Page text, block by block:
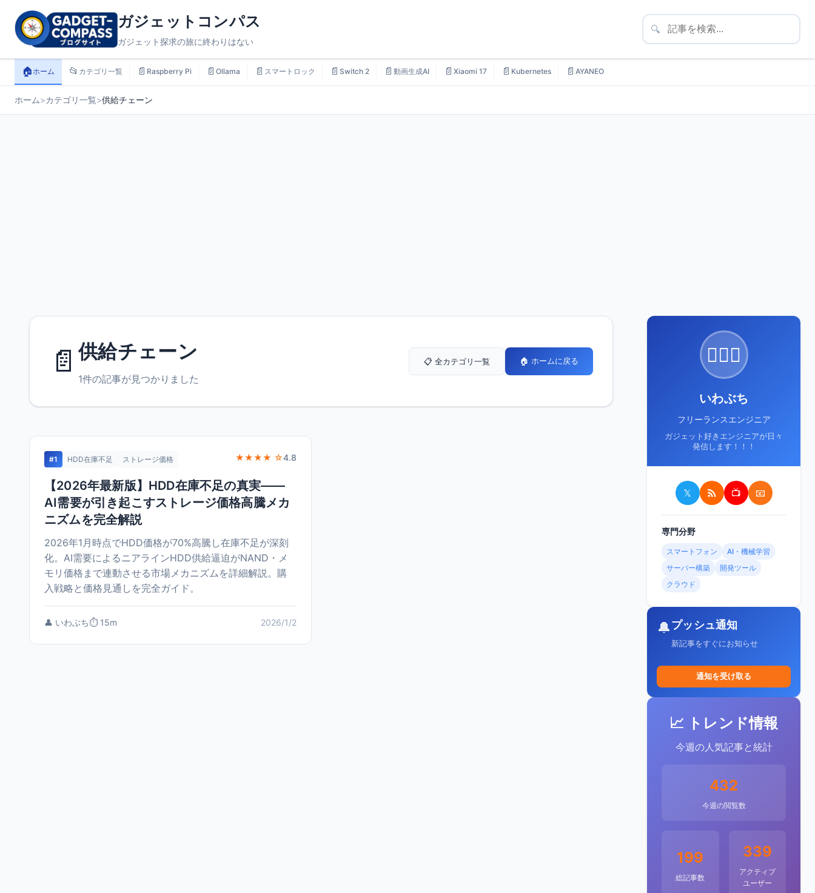
ガジェットコンパス
ガジェット探求の旅に終わりはない
🔍
🏠ホーム 📂 カテゴリ一覧 📄 Raspberry Pi 📄 Ollama 📄 スマートロック 📄 Switch 2 📄 動画生成AI 📄 Xiaomi 17 📄 Kubernetes 📄 AYANEO
ホーム>カテゴリ一覧>供給チェーン
📄 供給チェーン
1件の記事が見つかりました
📋 全カテゴリ一覧 🏠 ホームに戻る
#1 HDD在庫不足 ストレージ価格 ★★★★ ☆4.8
【2026年最新版】HDD在庫不足の真実——
AI需要が引き起こすストレージ価格高騰メカ
ニズムを完全解説
2026年1月時点でHDD価格が70%高騰し在庫不足が深刻
化。AI需要によるニアラインHDD供給逼迫がNAND・メ
モリ価格まで連動させる市場メカニズムを詳細解説。購
入戦略と価格見通しを完全ガイド。
👤 いわぶち⏱️ 15m 2026/1/2
🙋🏻‍♂️
いわぶち
フリーランスエンジニア
ガジェット好きエンジニアが日々
発信します！！！
𝕏 📺 📧
専門分野
スマートフォン
AI・機械学習
サーバー構築
開発ツール
クラウド
🔔プッシュ通知
新記事をすぐにお知らせ
通知を受け取る
📈 トレンド情報
今週の人気記事と統計
432
今週の閲覧数
199
総記事数
339
アクティブ
ユーザー